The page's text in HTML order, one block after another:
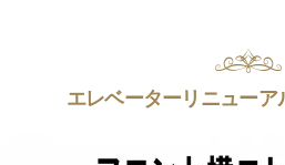
エレベーターリニューア